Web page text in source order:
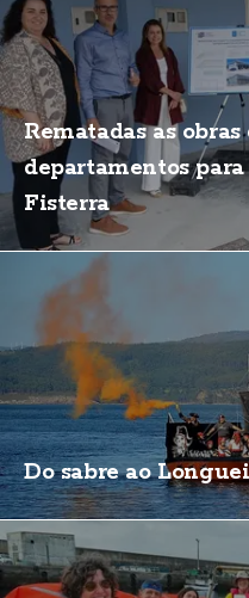
Rematadas as
departamentos
Fisterra
Do sabre ao